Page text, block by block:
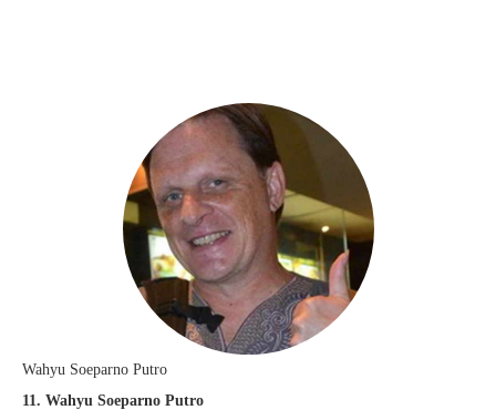
Wahyu Soeparno Putro
11. Wahyu Soeparno Putro